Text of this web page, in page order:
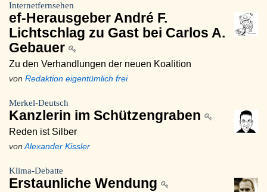
Internetfernsehen
ef-Herausgeber André F.
Lichtschlag zu Gast bei Carlos A.
Gebauer
Zu den Verhandlungen der neuen Koalition
von Redaktion eigentümlich frei
Merkel-Deutsch
Kanzlerin im Schützengraben
Reden ist Silber
von Alexander Kissler
Klima-Debatte
Erstaunliche Wendung